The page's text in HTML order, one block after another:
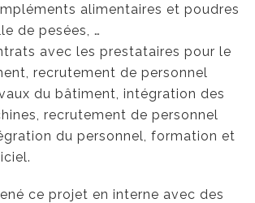
alimentaires et poudres
de pesées, …
avec les prestataires pour le
recrutement de personnel
du bâtiment, intégration des
recrutement de personnel
du personnel, formation et
ce projet en interne avec des